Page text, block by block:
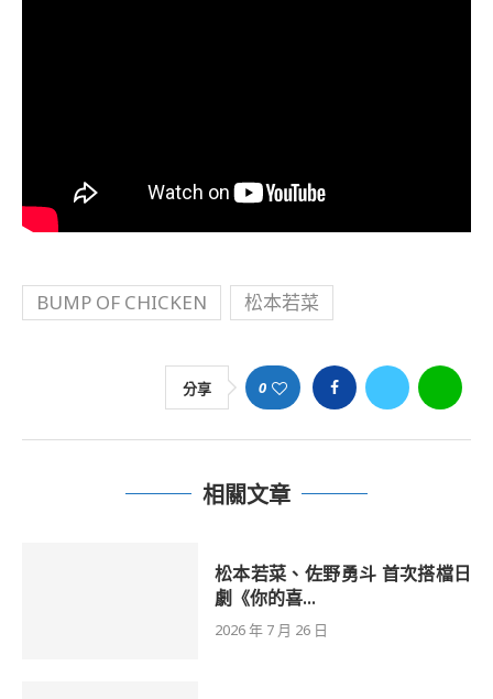
BUMP OF CHICKEN 松本若菜
分享 0
相關文章
松本若菜、佐野勇斗 首次搭檔日
劇《你的喜...
2026 年 7 月 26 日